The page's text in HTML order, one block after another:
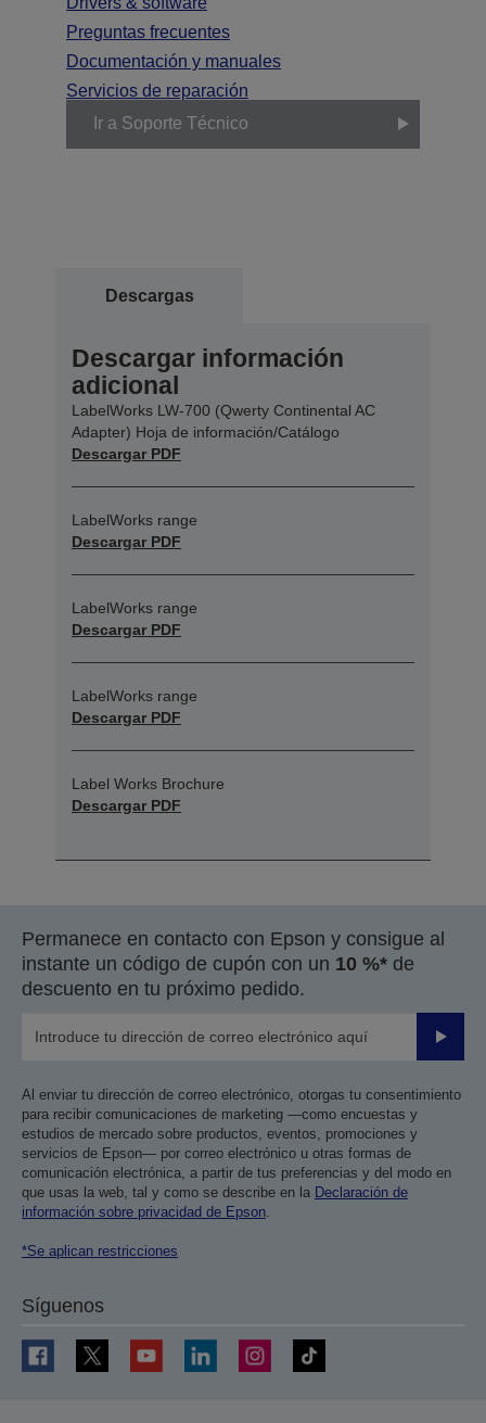
Preguntas frecuentes
Documentación y manuales
Servicios de reparación
Ir a Soporte Técnico
Descargas
Descargar información
adicional
LabelWorks LW-700 (Qwerty Continental AC
Adapter) Hoja de información/Catálogo
Descargar PDF
LabelWorks range
Descargar PDF
LabelWorks range
Descargar PDF
LabelWorks range
Descargar PDF
Label Works Brochure
Descargar PDF
Permanece en contacto con Epson y consigue al
instante un código de cupón con un 10 %* de
descuento en tu próximo pedido.
Enviar
Al enviar tu dirección de correo electrónico, otorgas tu consentimiento
para recibir comunicaciones de marketing —como encuestas y
estudios de mercado sobre productos, eventos, promociones y
servicios de Epson— por correo electrónico u otras formas de
comunicación electrónica, a partir de tus preferencias y del modo en
que usas la web, tal y como se describe en la Declaración de
información sobre privacidad de Epson
*Se aplican restricciones
Síguenos